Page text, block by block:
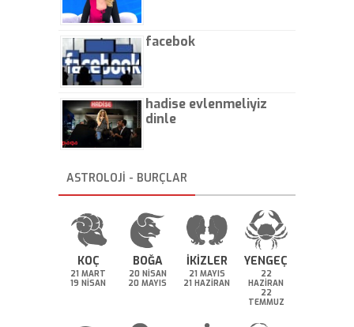
facebok
hadise evlenmeliyiz
dinle
ASTROLOJİ - BURÇLAR
KOÇ
21 MART
19 NİSAN
BOĞA
20 NİSAN
20 MAYIS
İKİZLER
21 MAYIS
21 HAZİRAN
YENGEÇ
22
HAZİRAN
22
TEMMUZ